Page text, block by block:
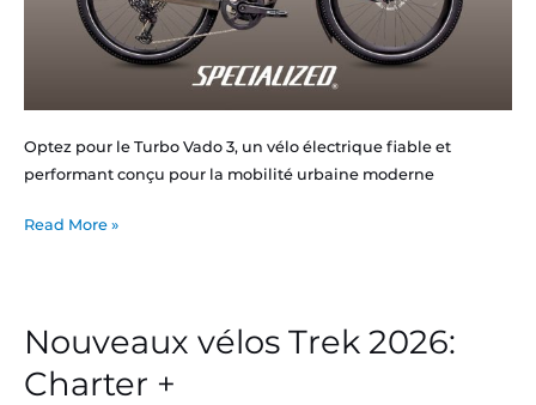
Optez pour le Turbo Vado 3, un vélo électrique fiable et
performant conçu pour la mobilité urbaine moderne
Read More »
Nouveaux vélos Trek 2026:
Charter +
Nouveaux
vélos
Trek